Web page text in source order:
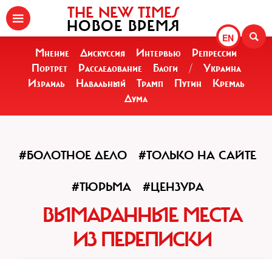
EN
THE NEW TIMES
НОВОЕ ВРЕМЯ
Мнение Дискуссия Интервью
Репрессии
Портрет
Расследование Блоги /
Украина
Израиль
Навальный Трамп Путин
Кремль
Дума
#БОЛОТНОЕ ДЕЛО #ТОЛЬКО НА САЙТЕ
#ТЮРЬМА #ЦЕНЗУРА
ВЫМАРАННЫЕ МЕСТА
ИЗ ПЕРЕПИСКИ